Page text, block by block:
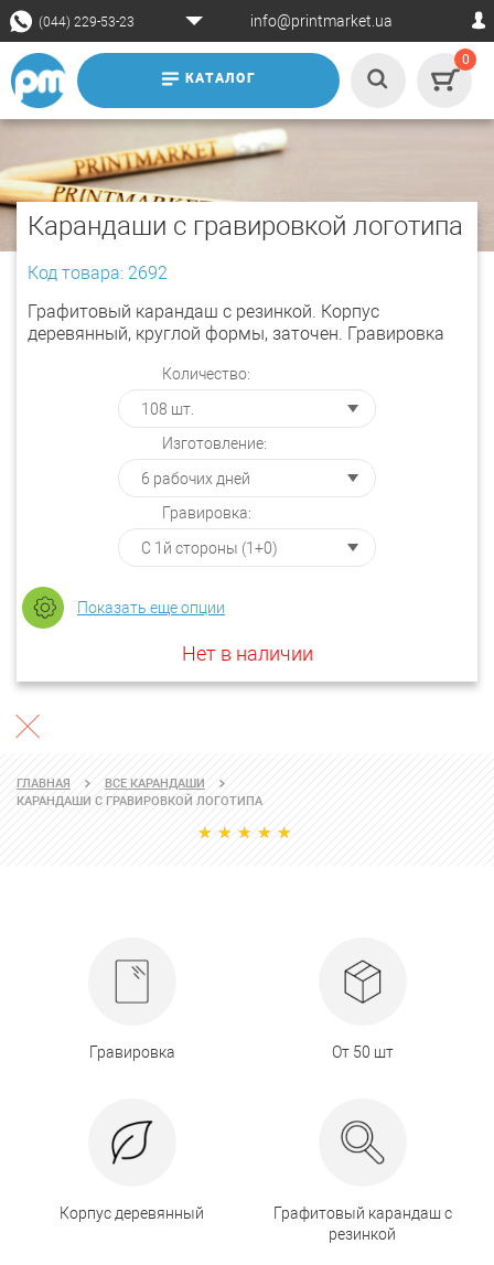
(044) 229-53-23 info@printmarket.ua
КАТАЛОГ
0
Карандаши с гравировкой логотипа
Код товара: 2692
Графитовый карандаш с резинкой. Корпус
деревянный, круглой формы, заточен. Гравировка
Количество:
Изготовление:
Гравировка:
Показать еще опции
Нет в наличии
ГЛАВНАЯ
ВСЕ КАРАНДАШИ
КАРАНДАШИ С ГРАВИРОВКОЙ ЛОГОТИПА
Гравировка От 50 шт
Корпус деревянный
Графитовый карандаш с
резинкой